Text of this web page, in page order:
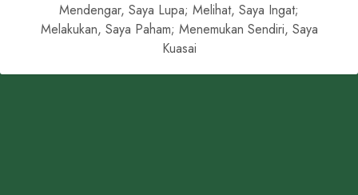
Mendengar, Saya Lupa; Melihat, Saya Ingat;
Melakukan, Saya Paham; Menemukan Sendiri, Saya
Kuasai